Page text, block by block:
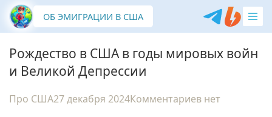
ОБ ЭМИГРАЦИИ В США
Рождество в США в годы мировых войн
и Великой Депрессии
Про США27 декабря 2024Комментариев нет